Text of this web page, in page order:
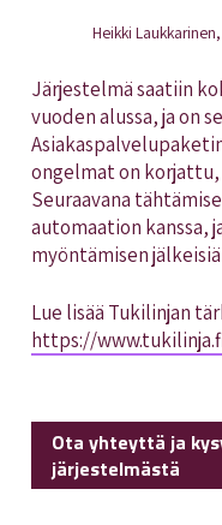
Heikki
Järjestelmä saatiin
vuoden alussa, ja on
ongelmat on
Seuraavana
automaation kanssa,
myöntämisen
Lue lisää Tukilinjan
https://
Ota yhteyttä ja
järjestelmästä